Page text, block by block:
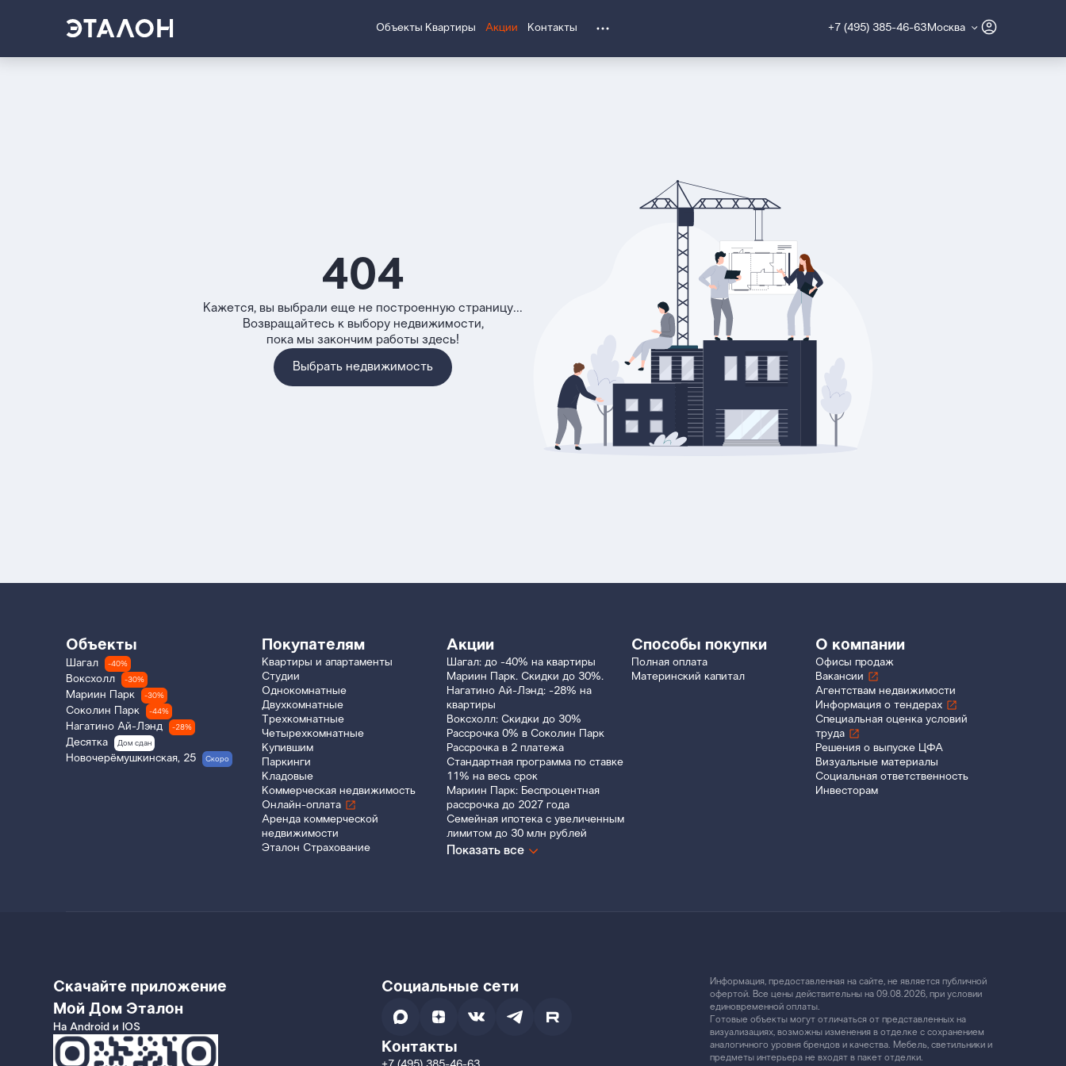
Объекты Квартиры Акции Контакты +7 (495) 385-46-63 Москва
404
Кажется, вы выбрали еще не построенную страницу...
Возвращайтесь к выбору недвижимости,
пока мы закончим работы здесь!
Выбрать недвижимость
Объекты
Шагал -40%
Воксхолл -30%
Мариин Парк -30%
Соколин Парк -44%
Нагатино Ай-Лэнд -28%
Десятка Дом сдан
Новочерёмушкинская, 25 Скоро
Покупателям
Квартиры и апартаменты
Студии
Однокомнатные
Двухкомнатные
Трехкомнатные
Четырехкомнатные
Купившим
Паркинги
Кладовые
Коммерческая недвижимость
Онлайн-оплата
Аренда коммерческой
недвижимости
Эталон Страхование
Акции
Шагал: до -40% на квартиры
Мариин Парк. Скидки до 30%.
Нагатино Ай-Лэнд: -28% на
квартиры
Воксхолл: Скидки до 30%
Рассрочка 0% в Соколин Парк
Рассрочка в 2 платежа
Стандартная программа по ставке
11% на весь срок
Мариин Парк: Беспроцентная
рассрочка до 2027 года
Семейная ипотека с увеличенным
лимитом до 30 млн рублей
Показать все
Способы покупки
Полная оплата
Материнский капитал
О компании
Офисы продаж
Вакансии
Агентствам недвижимости
Информация о тендерах
Специальная оценка условий
труда
Решения о выпуске ЦФА
Визуальные материалы
Социальная ответственность
Инвесторам
Скачайте приложение
Мой Дом Эталон
На Android и IOS
Социальные сети
Контакты
Информация, предоставленная на сайте, не является публичной
офертой. Все цены действительны на 09.08.2026, при условии
единовременной оплаты.
Готовые объекты могут отличаться от представленных на
визуализациях, возможны изменения в отделке с сохранением
аналогичного уровня брендов и качества. Мебель, светильники и
предметы интерьера не входят в пакет отделки.